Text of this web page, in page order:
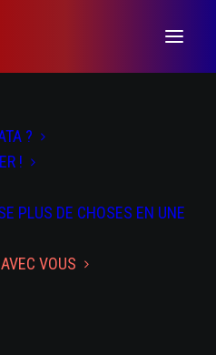
?
!
PLUS DE CHOSES EN UNE
VOUS